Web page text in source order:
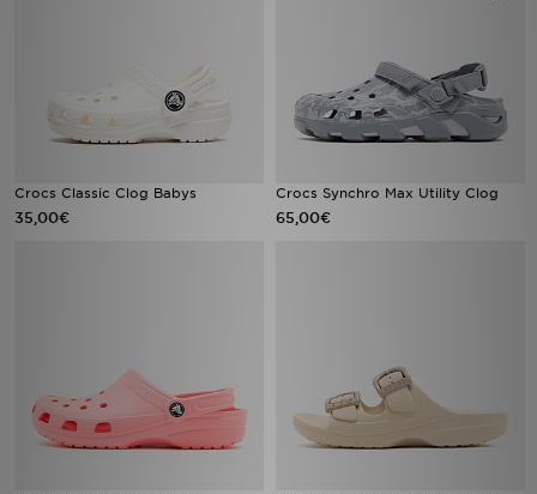
Crocs Classic Clog Babys
35,00€
Crocs Synchro Max Utility Clog
65,00€